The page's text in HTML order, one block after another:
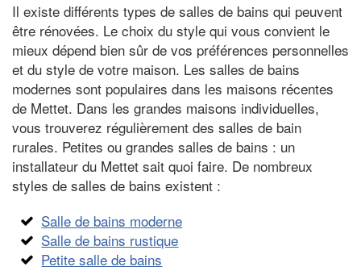
Il existe différents types de salles de bains qui peuvent
être rénovées. Le choix du style qui vous convient le
mieux dépend bien sûr de vos préférences personnelles
et du style de votre maison. Les salles de bains
modernes sont populaires dans les maisons récentes
de Mettet. Dans les grandes maisons individuelles,
vous trouverez régulièrement des salles de bain
rurales. Petites ou grandes salles de bains : un
installateur du Mettet sait quoi faire. De nombreux
styles de salles de bains existent :
Salle de bains moderne
Salle de bains rustique
Petite salle de bains